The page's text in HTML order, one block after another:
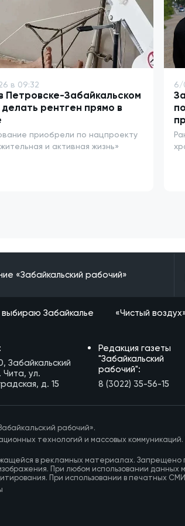
в 09:32
Петровске-Забайкальском
делать рентген прямо в
приобрели по нацпроекту
и активная жизнь»
6/
«Забайкальский рабочий»
выбираю Забайкалье «Чистый
Забайкальский
Чита, ул.
д. 15
Редакция газеты
"Забайкальский
рабочий":
8 (3022) 35-56-15
рабочий».
технологий и массовых
в рекламных материалах.
При любом использовании
При использовании в печатных